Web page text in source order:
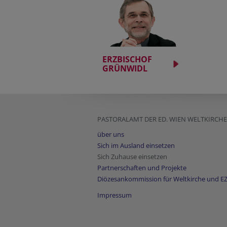
ERZBISCHOF
GRÜNWIDL
PASTORALAMT DER ED. WIEN
über uns
Sich im Ausland einsetzen
Sich Zuhause einsetzen
Partnerschaften und Projekte
Diözesankommission für Weltkirche und
Impressum